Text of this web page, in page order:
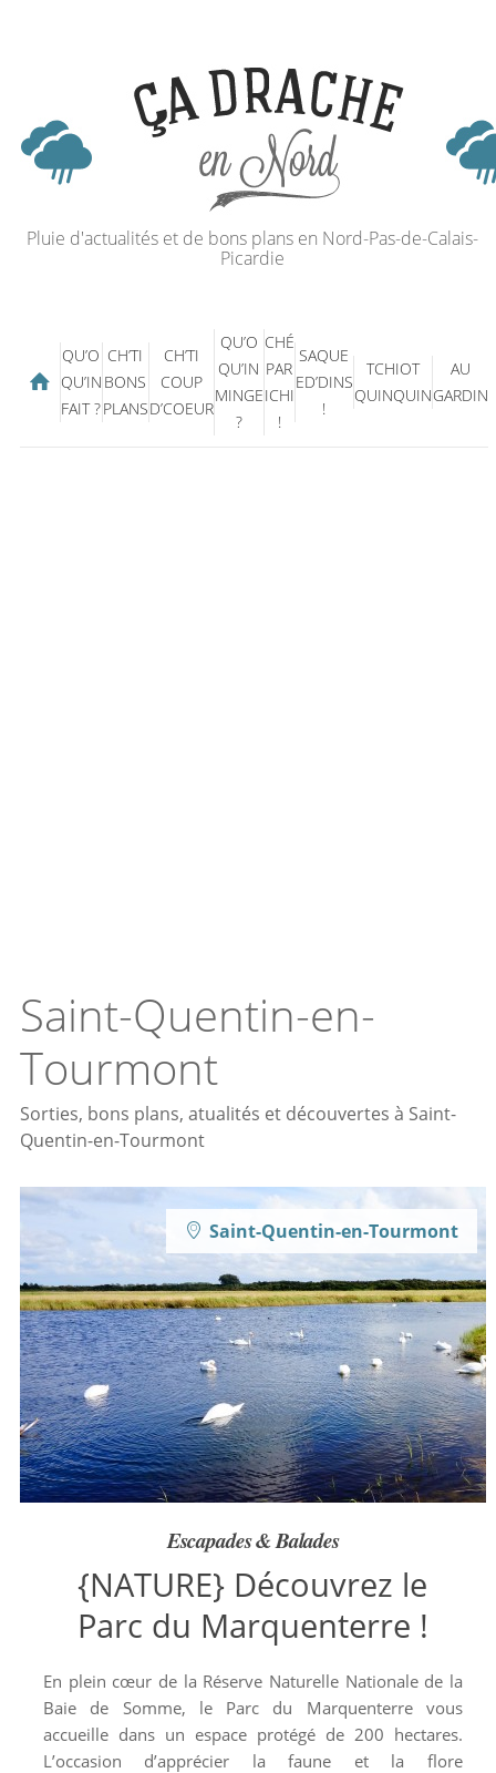
Pluie d'actualités et de bons plans en Nord-Pas-de-Calais-
Picardie
QU’O
QU’IN
FAIT ?
CH’TI
BONS
PLANS
CH’TI
COUP
D’COEUR
QU’O
QU’IN
MINGE
?
CHÉ
PAR
ICHI
!
SAQUE
ED’DINS
!
TCHIOT
QUINQUIN
AU
GARDIN
Saint-Quentin-en-
Tourmont
Sorties, bons plans, atualités et découvertes à Saint-
Quentin-en-Tourmont
Escapades & Balades
{NATURE} Découvrez le
Parc du Marquenterre !
En plein cœur de la Réserve Naturelle Nationale de la
Baie de Somme, le Parc du Marquenterre vous
accueille dans un espace protégé de 200 hectares.
L’occasion d’apprécier la faune et la flore
Saint-Quentin-en-Tourmont